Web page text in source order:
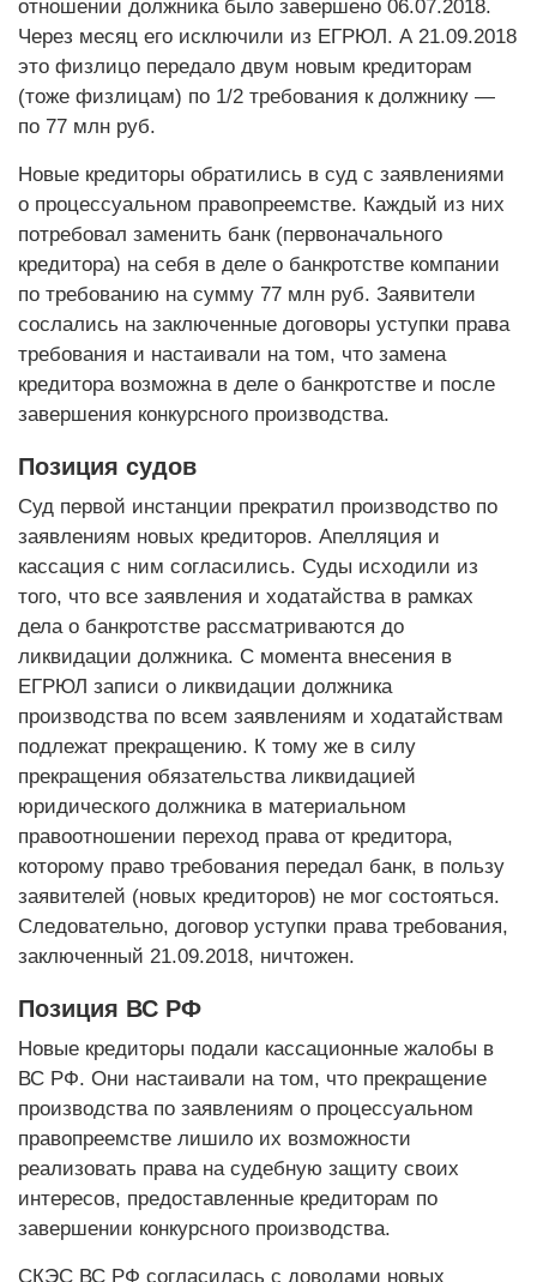
отношении должника было завершено 06.07.2018.
Через месяц его исключили из ЕГРЮЛ. А 21.09.2018
это физлицо передало двум новым кредиторам
(тоже физлицам) по 1/2 требования к должнику —
по 77 млн руб.
Новые кредиторы обратились в суд с заявлениями
о процессуальном правопреемстве. Каждый из них
потребовал заменить банк (первоначального
кредитора) на себя в деле о банкротстве компании
по требованию на сумму 77 млн руб. Заявители
сослались на заключенные договоры уступки права
требования и настаивали на том, что замена
кредитора возможна в деле о банкротстве и после
завершения конкурсного производства.
Позиция судов
Суд первой инстанции прекратил производство по
заявлениям новых кредиторов. Апелляция и
кассация с ним согласились. Суды исходили из
того, что все заявления и ходатайства в рамках
дела о банкротстве рассматриваются до
ликвидации должника. С момента внесения в
ЕГРЮЛ записи о ликвидации должника
производства по всем заявлениям и ходатайствам
подлежат прекращению. К тому же в силу
прекращения обязательства ликвидацией
юридического должника в материальном
правоотношении переход права от кредитора,
которому право требования передал банк, в пользу
заявителей (новых кредиторов) не мог состояться.
Следовательно, договор уступки права требования,
заключенный 21.09.2018, ничтожен.
Позиция ВС РФ
Новые кредиторы подали кассационные жалобы в
ВС РФ. Они настаивали на том, что прекращение
производства по заявлениям о процессуальном
правопреемстве лишило их возможности
реализовать права на судебную защиту своих
интересов, предоставленные кредиторам по
завершении конкурсного производства.
СКЭС ВС РФ согласилась с доводами новых